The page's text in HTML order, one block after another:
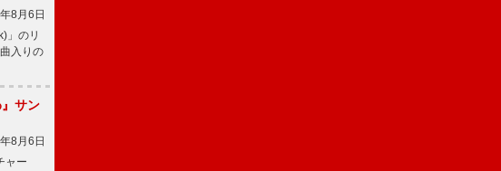
8月6日
」のリ
入りの
サン
8月6日
ャー